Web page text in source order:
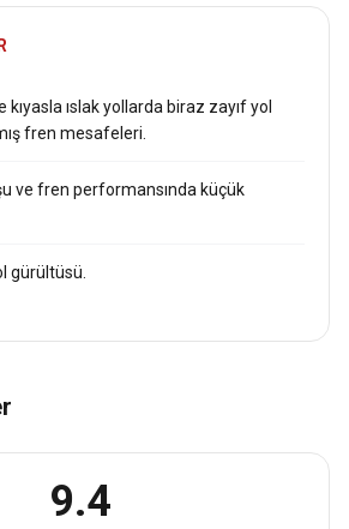
kıyasla ıslak yollarda biraz zayıf yol
fren mesafeleri.
ve fren performansında küçük
gürültüsü.
9.4